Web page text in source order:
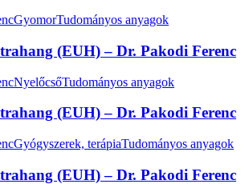
GyomorTudományos anyagok
(EUH) – Dr. Pakodi Ferenc
NyelőcsőTudományos anyagok
(EUH) – Dr. Pakodi Ferenc
Gyógyszerek, terápiaTudományos anyagok
(EUH) – Dr. Pakodi Ferenc